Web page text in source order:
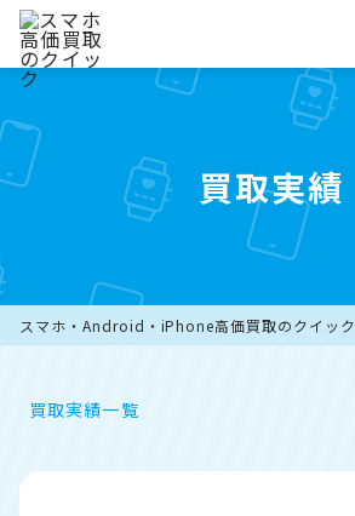
買取実績
スマホ・Android・iPhone高価買取のクイック
買取実績一覧